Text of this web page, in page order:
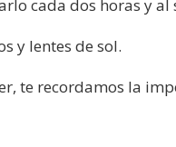
cada dos horas y al
y lentes de sol.
te recordamos la